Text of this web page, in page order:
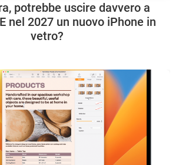
potrebbe uscire davvero a
nel 2027 un nuovo iPhone in
vetro?